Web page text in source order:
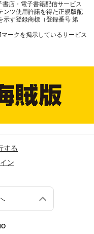
店・電子書籍配信サービス
ンツ使用許諾を得た正規版配
示す登録商標（登録番号 第
ークを掲示しているサービス
する
ン